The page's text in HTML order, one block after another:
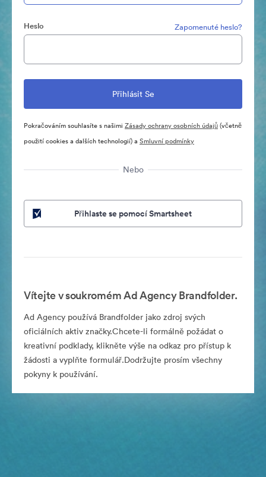
Heslo Zapomenuté heslo?
Pokračováním souhlasíte s našimi Zásady ochrany osobních údajů(včetně
použití cookies a dalších technologií) a Smluvní podmínky
Nebo
Přihlaste se pomocí Smartsheet
Vítejte v soukromém Ad Agency Brandfolder.
Ad Agency používá Brandfolder jako zdroj svých
oficiálních aktiv značky.Chcete-li formálně požádat o
kreativní podklady, klikněte výše na odkaz pro přístup k
žádosti a vyplňte formulář.Dodržujte prosím všechny
pokyny k používání.